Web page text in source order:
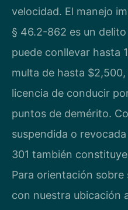
velocidad. El manejo
§ 46.2-862 es un
puede conllevar hasta
multa de hasta
licencia de conducir
puntos de demérito.
suspendida o
301 también
Para orientación sobre
con nuestra ubicación